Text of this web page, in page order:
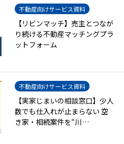
不動産向けサービス資料
【リビンマッチ】売主とつなが
り続ける不動産マッチングプラ
ットフォーム
不動産向けサービス資料
【実家じまいの相談窓口】少人
数でも仕入れが止まらない 空
き家・相続案件を“川…